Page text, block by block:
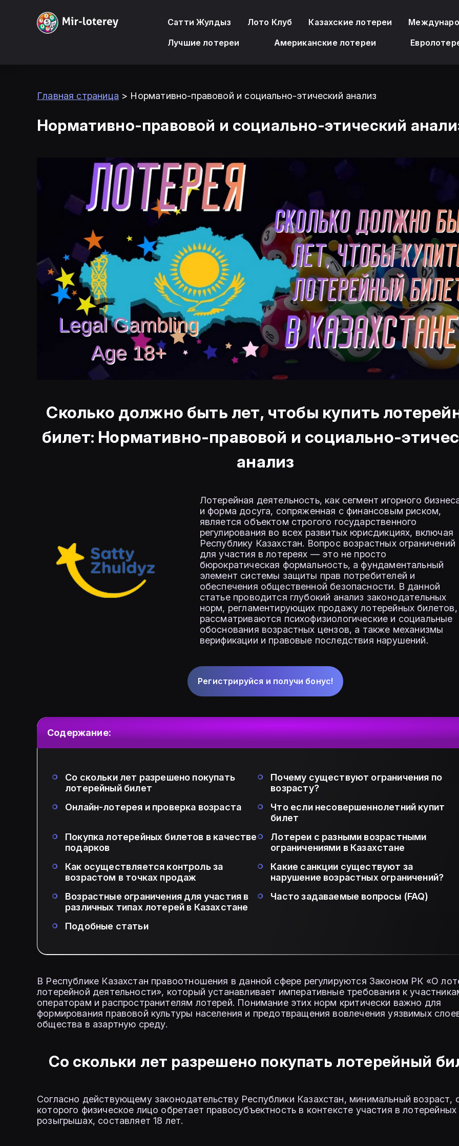
Сатти Жулдыз Лото Клуб Казахские лотереи
Лучшие лотереи
Американские лотереи
Главная страница > Нормативно-правовой и социально-этический анализ
Нормативно-правовой и социально-этический
Сколько должно быть лет, чтобы купить
билет: Нормативно-правовой и социально-
анализ
Лотерейная деятельность, как сегмент игорного
и форма досуга, сопряженная с финансовым риском,
является объектом строгого государственного
регулирования во всех развитых юрисдикциях, включая
Республику Казахстан. Вопрос возрастных ограничений
для участия в лотереях — это не просто
бюрократическая формальность, а фундаментальный
элемент системы защиты прав потребителей и
обеспечения общественной безопасности. В данной
статье проводится глубокий анализ законодательных
норм, регламентирующих продажу лотерейных билетов,
рассматриваются психофизиологические и социальные
обоснования возрастных цензов, а также механизмы
верификации и правовые последствия нарушений.
Регистрируйся и получи бонус!
Содержание:
Со скольки лет разрешено покупать
лотерейный билет
Почему существуют ограничения по
возрасту?
Онлайн-лотерея и проверка возраста
Что если несовершеннолетний купит
билет
Покупка лотерейных билетов в качестве
подарков
Лотереи с разными возрастными
ограничениями в Казахстане
Как осуществляется контроль за
возрастом в точках продаж
Какие санкции существуют за
нарушение возрастных ограничений?
Возрастные ограничения для участия в
различных типах лотерей в Казахстане
Часто задаваемые вопросы (FAQ)
Подобные статьи
В Республике Казахстан правоотношения в данной сфере регулируются Законом РК «О
лотерейной деятельности», который устанавливает императивные требования к
операторам и распространителям лотерей. Понимание этих норм критически важно для
формирования правовой культуры населения и предотвращения вовлечения уязвимых
общества в азартную среду.
Со скольки лет разрешено покупать лотерейный
Согласно действующему законодательству Республики Казахстан, минимальный возраст,
которого физическое лицо обретает правосубъектность в контексте участия в лотерейных
розыгрышах, составляет 18 лет.